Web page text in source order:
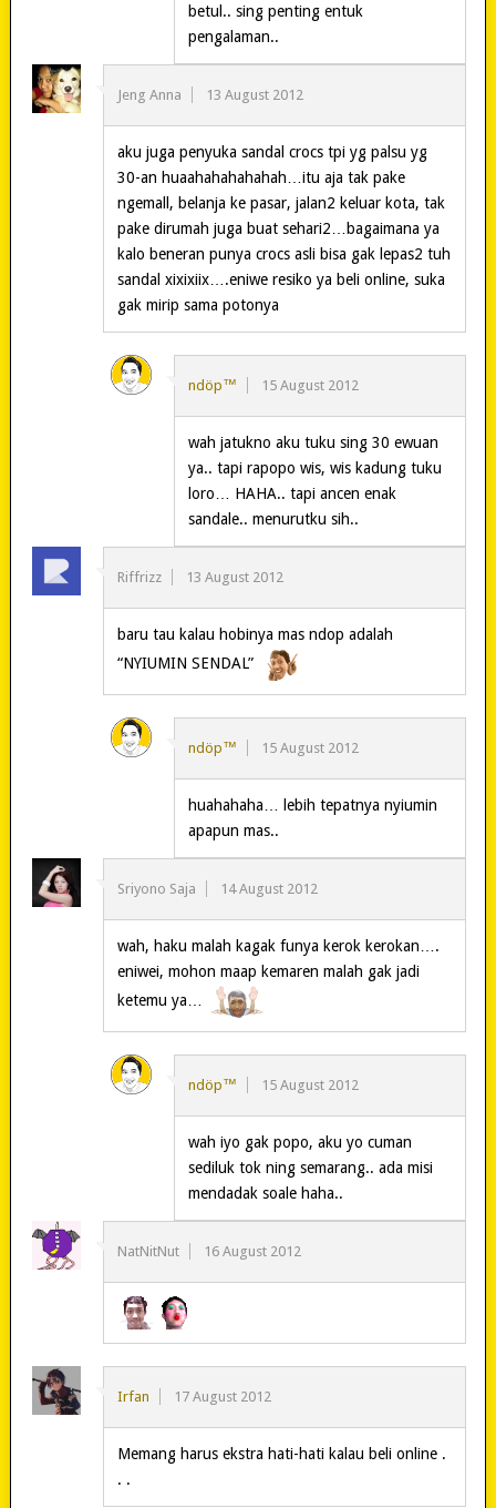
betul.. sing penting entuk
pengalaman..
Jeng Anna 13 August 2012
aku juga penyuka sandal crocs tpi yg palsu yg
30-an huaahahahahahah…itu aja tak pake
ngemall, belanja ke pasar, jalan2 keluar kota, tak
pake dirumah juga buat sehari2…bagaimana ya
kalo beneran punya crocs asli bisa gak lepas2 tuh
sandal xixixiix….eniwe resiko ya beli online, suka
gak mirip sama potonya
ndöp™ 15 August 2012
wah jatukno aku tuku sing 30 ewuan
ya.. tapi rapopo wis, wis kadung tuku
loro… HAHA.. tapi ancen enak
sandale.. menurutku sih..
Riffrizz 13 August 2012
baru tau kalau hobinya mas ndop adalah
“NYIUMIN SENDAL”
ndöp™ 15 August 2012
huahahaha… lebih tepatnya nyiumin
apapun mas..
Sriyono Saja 14 August 2012
wah, haku malah kagak funya kerok kerokan….
eniwei, mohon maap kemaren malah gak jadi
ketemu ya…
ndöp™ 15 August 2012
wah iyo gak popo, aku yo cuman
sediluk tok ning semarang.. ada misi
mendadak soale haha..
NatNitNut 16 August 2012
Irfan 17 August 2012
Memang harus ekstra hati-hati kalau beli online .
. .